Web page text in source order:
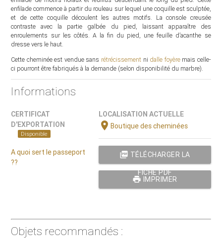
enfilade commence à partir du rouleau sur lequel une coquille est sculptée,
et de cette coquille découlent les autres motifs. La console creusée
contraste avec la partie galbée du pied, laissant apparaître des
enroulements sur les côtés. A la fin du pied, une feuille d’acanthe se
dresse vers le haut.
Cette cheminée est vendue sans rétrécissement ni dalle foyèremais celle-
ci pourront être fabriqués à la demande (selon disponibilité du marbre).
Informations
CERTIFICAT
D'EXPORTATION
Disponible
A quoi sert le passeport
??
LOCALISATION ACTUELLE
location_onBoutique des cheminées
picture_as_pdf TÉLÉCHARGER LA
FICHE PDF
print IMPRIMER
Objets recommandés :